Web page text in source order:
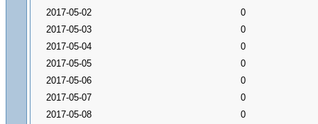
2017-05-02
0
2017-05-03
0
2017-05-04
0
2017-05-05
0
2017-05-06
0
2017-05-07
0
2017-05-08
0